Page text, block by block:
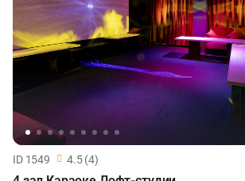
ID 1549 4.5 (4)